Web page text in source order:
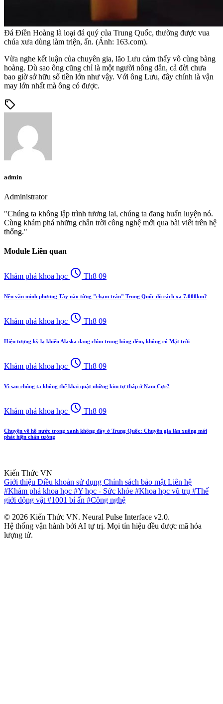
Đá Điền Hoàng là loại đá quý của Trung Quốc, thường được vua
chúa xưa dùng làm triện, ấn. (Ảnh: 163.com).
Vừa nghe kết luận của chuyên gia, lão Lưu cảm thấy vô cùng bàng
hoàng. Dù sao ông cũng chỉ là một người nông dân, cả đời chưa
bao giờ sở hữu số tiền lớn như vậy. Với ông Lưu, đây chính là vận
may lớn nhất mà ông có được.
sell
admin
Administrator
"Chúng ta không lập trình tương lai, chúng ta đang huấn luyện nó.
Cùng khám phá những chân trời công nghệ mới qua bài viết trên hệ
thống."
Module Liên quan
Khám phá khoa học schedule Th8 09
Nền văn minh phương Tây nào từng "chạm trán" Trung Quốc dù cách xa 7.000km?
Khám phá khoa học schedule Th8 09
Hiện tượng kỳ lạ khiến Alaska đang chìm trong bóng đêm, không có Mặt trời
Khám phá khoa học schedule Th8 09
Vì sao chúng ta không thể khai quật những kim tự tháp ở Nam Cực?
Khám phá khoa học schedule Th8 09
Chuyện về hồ nước trong xanh không đáy ở Trung Quốc: Chuyên gia lặn xuống mới
phát hiện chân tướng
Kiến Thức VN
Giới thiệu Điều khoản sử dụng Chính sách bảo mậtLiên hệ
#Khám phá khoa học #Y học - Sức khỏe #Khoa học vũ trụ #Thế
giới động vật#1001 bí ẩn #Công nghệ
© 2026 Kiến Thức VN. Neural Pulse Interface v2.0.
Hệ thống vận hành bởi AI tự trị. Mọi tín hiệu đều được mã hóa
lượng tử.